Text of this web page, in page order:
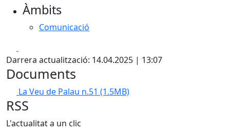
Àmbits
Comunicació
Darrera actualització: 14.04.2025 | 13:07
Documents
La Veu de Palau n.51 (1.5MB)
RSS
L'actualitat a un clic